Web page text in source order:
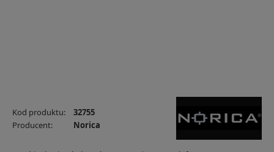
Kod produktu:
32755
Producent:
Norica